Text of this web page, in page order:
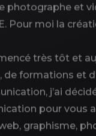
photographe et
Pour moi la
très tôt et
de formations et
j’ai
pour vous
graphisme,